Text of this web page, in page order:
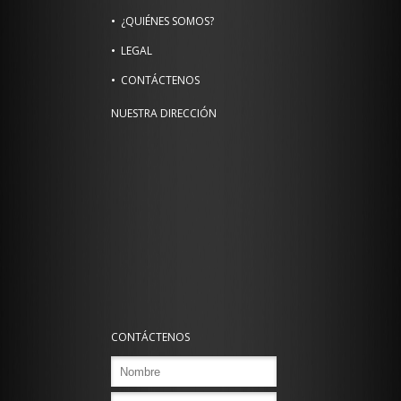
¿QUIÉNES SOMOS?
LEGAL
CONTÁCTENOS
NUESTRA DIRECCIÓN
CONTÁCTENOS